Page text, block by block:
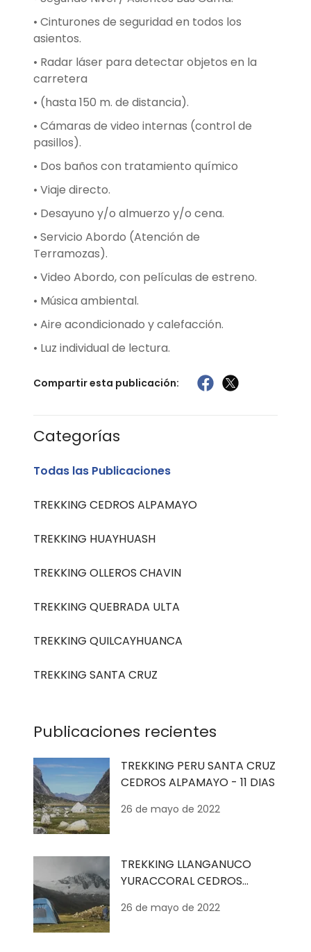
• Cinturones de seguridad en todos los
asientos.
• Radar láser para detectar objetos en la
carretera
• (hasta 150 m. de distancia).
• Cámaras de video internas (control de
pasillos).
• Dos baños con tratamiento químico
• Viaje directo.
• Desayuno y/o almuerzo y/o cena.
• Servicio Abordo (Atención de
Terramozas).
• Video Abordo, con películas de estreno.
• Música ambiental.
• Aire acondicionado y calefacción.
• Luz individual de lectura.
Compartir esta publicación:
Categorías
Todas las Publicaciones
TREKKING CEDROS ALPAMAYO
TREKKING HUAYHUASH
TREKKING OLLEROS CHAVIN
TREKKING QUEBRADA ULTA
TREKKING QUILCAYHUANCA
TREKKING SANTA CRUZ
Publicaciones recientes
TREKKING PERU SANTA CRUZ
CEDROS ALPAMAYO - 11 DIAS
26 de mayo de 2022
TREKKING LLANGANUCO
YURACCORAL CEDROS
26 de mayo de 2022